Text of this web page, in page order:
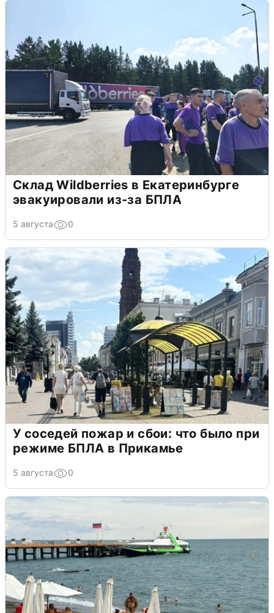
Склад Wildberries в Екатеринбурге
эвакуировали из-за БПЛА
5 августа 0
У соседей пожар и сбои: что было при
режиме БПЛА в Прикамье
5 августа 0